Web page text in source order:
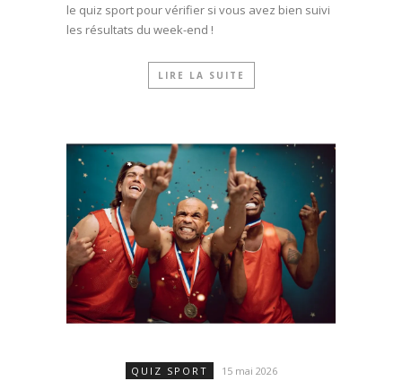
le quiz sport pour vérifier si vous avez bien suivi
les résultats du week-end !
LIRE LA SUITE
QUIZ SPORT 15 mai 2026